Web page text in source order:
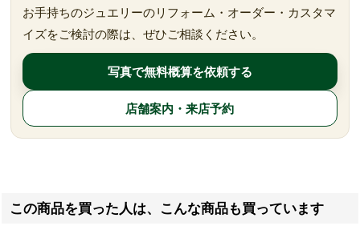
お手持ちのジュエリーのリフォーム・オーダー・カスタマ
イズをご検討の際は、ぜひご相談ください。
写真で無料概算を依頼する
店舗案内・来店予約
この商品を買った人は、こんな商品も買っています